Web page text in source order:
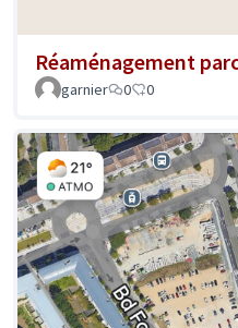
Réaménagement
garnier
0 0